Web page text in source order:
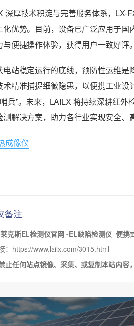
深厚技术积淀与完善服务体系，LX-
化优势。目前，设备已广泛应用于
便捷操作体验，获得用户一致好评。
电站稳定运行的底线，预防性运维
术精准捕捉细微隐患，以便携工业
兵”。未来，LAILX 将持续深耕红
解决方案，助力各行业实现安全、
成像仪
备注
莱克斯EL检测仪官网 -EL缺陷检测仪_便
：https://www.lailx.com/3015.html
止任何站点镜像、采集、或复制本站内容